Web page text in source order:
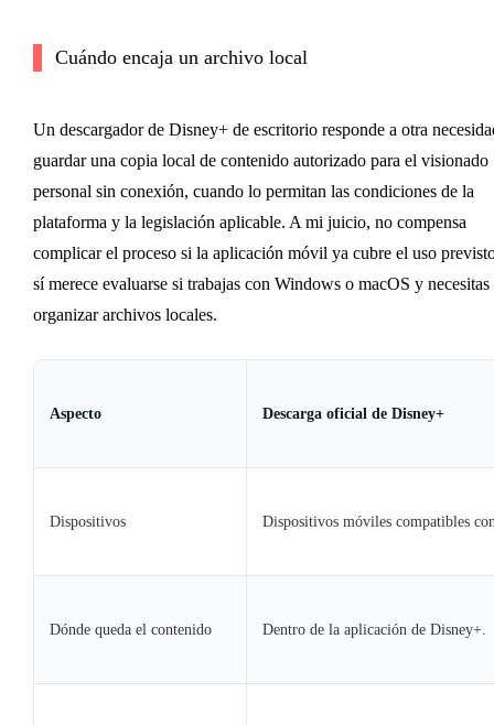
Cuándo encaja un archivo local
Un descargador de Disney+ de escritorio responde a otra
guardar una copia local de contenido autorizado para el visionado
personal sin conexión, cuando lo permitan las condiciones de la
plataforma y la legislación aplicable. A mi juicio, no compensa
complicar el proceso si la aplicación móvil ya cubre el uso
sí merece evaluarse si trabajas con Windows o macOS y necesitas
organizar archivos locales.
Aspecto Descarga oficial de Disney+
Dispositivos Dispositivos móviles compatibles
Dónde queda el contenido Dentro de la aplicación de Disney+.